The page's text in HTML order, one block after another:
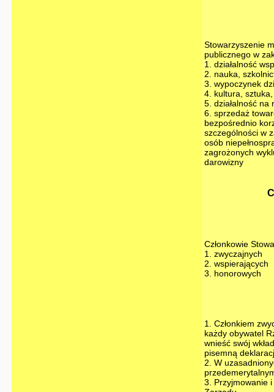
Stowarzyszenie
publicznego w
1. działalność
2. nauka,
3. wypoczynek
4. kultura,
5. działalność
6. sprzedaż
bezpośrednio
szczególności w
osób
zagrożonych
darowizny
Członkowie
1. zwyczajnych
2. wspierających
3. honorowych
1. Członkiem
każdy obywatel
wnieść swój
pisemną
2. W
3. Przyjmowanie